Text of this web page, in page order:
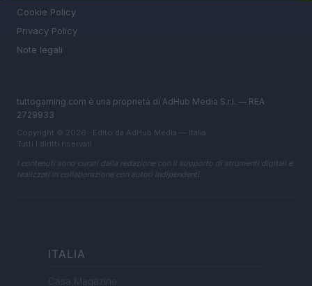
Cookie Policy
Privacy Policy
Note legali
tuttogaming.com è una proprietà di AdHub Media S.r.l. — REA
2729933
Copyright © 2026 · Edito da AdHub Media — Italia
Tutti i diritti riservati
I contenuti sono curati dalla redazione con il supporto di strumenti digitali e
realizzati in collaborazione con autori indipendenti.
ITALIA
Casa Magazine